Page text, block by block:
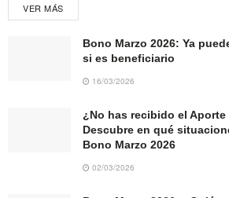
VER MÁS
Bono Marzo 2026: Ya
si es beneficiario
16/03/2026
¿No has recibido el Aporte
Descubre en qué
Bono Marzo 2026
02/03/2026